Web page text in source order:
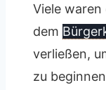
Viele waren
dem
verließen,
zu